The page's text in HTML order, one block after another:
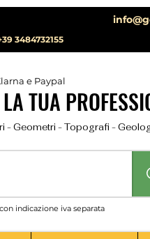
3484732155
e Paypal
TUA
- Topografi - Geologi
indicazione iva separata